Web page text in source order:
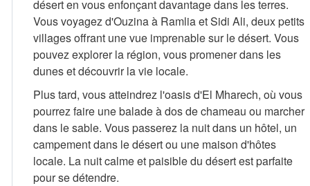
désert en vous enfonçant davantage dans les terres.
Vous voyagez d'Ouzina à Ramlia et Sidi Ali, deux petits
villages offrant une vue imprenable sur le désert. Vous
pouvez explorer la région, vous promener dans les
dunes et découvrir la vie locale.
Plus tard, vous atteindrez l'oasis d'El Mharech, où vous
pourrez faire une balade à dos de chameau ou marcher
dans le sable. Vous passerez la nuit dans un hôtel, un
campement dans le désert ou une maison d'hôtes
locale. La nuit calme et paisible du désert est parfaite
pour se détendre.